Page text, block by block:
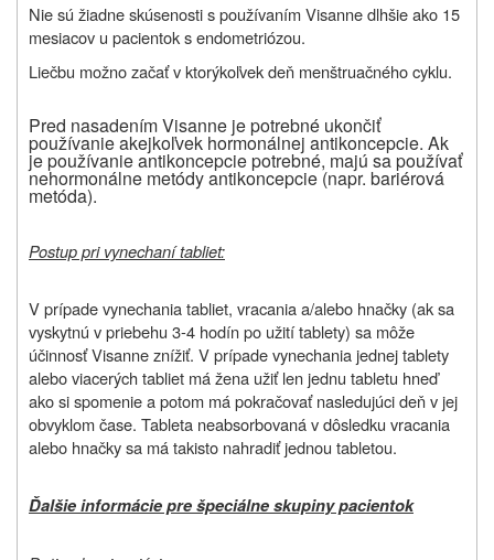
Nie sú žiadne skúsenosti s používaním Visanne dlhšie ako 15
mesiacov u pacientok s endometriózou.
Liečbu možno začať v ktorýkoľvek deň menštruačného cyklu.
Pred nasadením Visanne je potrebné ukončiť
používanie akejkoľvek hormonálnej antikoncepcie. Ak
je používanie antikoncepcie potrebné, majú sa používať
nehormonálne metódy antikoncepcie (napr. bariérová
metóda).
Postup pri vynechaní tabliet:
V prípade vynechania tabliet, vracania a/alebo hnačky (ak sa
vyskytnú v priebehu 3-4 hodín po užití tablety) sa môže
účinnosť Visanne znížiť. V prípade vynechania jednej tablety
alebo viacerých tabliet má žena užiť len jednu tabletu hneď
ako si spomenie a potom má pokračovať nasledujúci deň v jej
obvyklom čase. Tableta neabsorbovaná v dôsledku vracania
alebo hnačky sa má takisto nahradiť jednou tabletou.
Ďalšie informácie pre špeciálne skupiny pacientok